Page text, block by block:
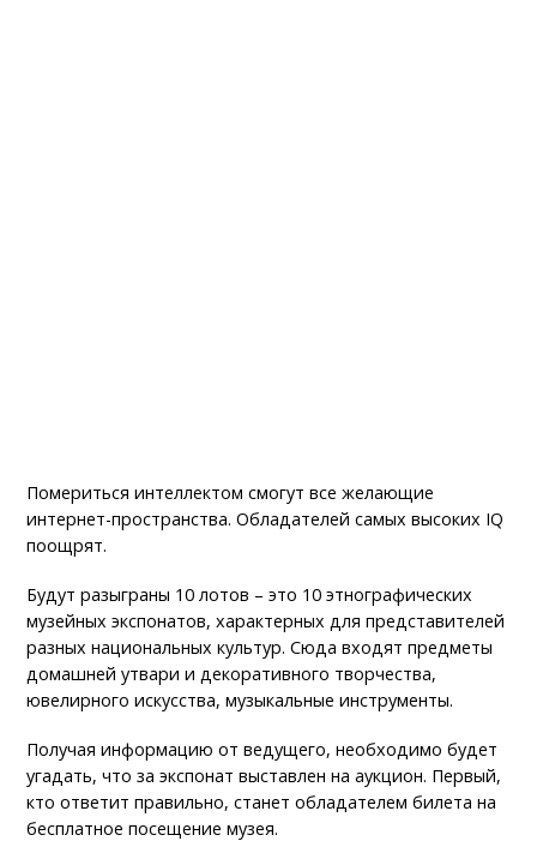
Помериться интеллектом смогут все желающие
интернет-пространства. Обладателей самых высоких IQ
поощрят.
Будут разыграны 10 лотов – это 10 этнографических
музейных экспонатов, характерных для представителей
разных национальных культур. Сюда входят предметы
домашней утвари и декоративного творчества,
ювелирного искусства, музыкальные инструменты.
Получая информацию от ведущего, необходимо будет
угадать, что за экспонат выставлен на аукцион. Первый,
кто ответит правильно, станет обладателем билета на
бесплатное посещение музея.